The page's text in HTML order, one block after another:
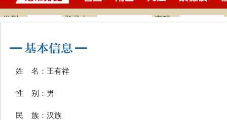
姓 名：王有祥
性 别：男
民 族：汉族